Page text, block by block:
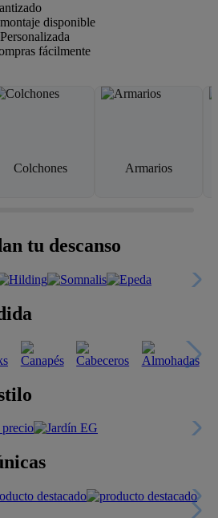
disponible
fácilmente
Colchones Armarios
tu descanso